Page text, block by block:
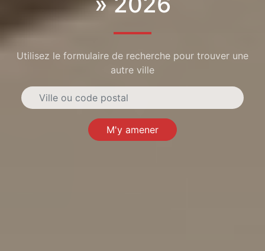
Utilisez le formulaire de recherche pour trouver une
autre ville
M'y amener